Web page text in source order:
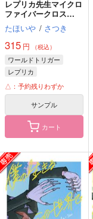
レプリカ先生マイクロ
ファイバークロス
C100（再版）
たほいや / さつき
315 円 （税込）
ワールドトリガー
レプリカ
△：予約残りわずか
サンプル
カート